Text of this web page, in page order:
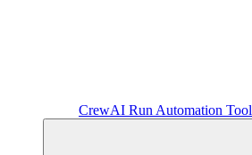
CrewAI Run Automation Tool